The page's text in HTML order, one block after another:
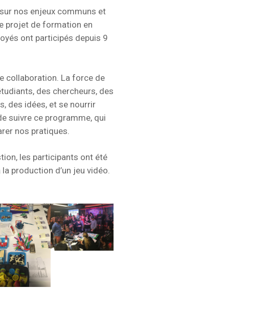
nos enjeux communs et
projet de formation en
ont participés depuis 9
collaboration. La force de
des chercheurs, des
des idées, et se nourrir
suivre ce programme, qui
nos pratiques.
les participants ont été
production d’un jeu vidéo.